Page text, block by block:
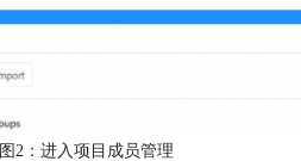
图2：进入项目成员管理